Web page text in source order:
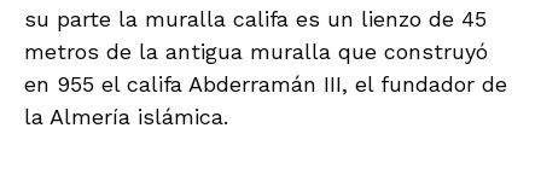
su parte la muralla califa es un lienzo de 45
metros de la antigua muralla que construyó
en 955 el califa Abderramán III, el fundador de
la Almería islámica.